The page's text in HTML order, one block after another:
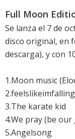
Full Moon
Se lanza el 7 de
disco original, en
descarga), y con
1.Moon music
3.The karate kid
4.We pray (be our
5.Angelsong